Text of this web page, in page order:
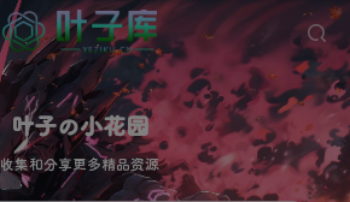
叶子の小花园
收集和分享更多精品资源